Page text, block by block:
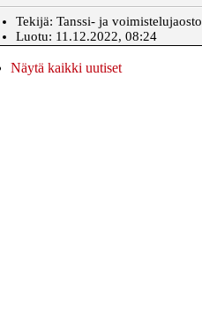
Tekijä: Tanssi- ja
Luotu: 11.12.2022, 08:24
Näytä kaikki uutiset